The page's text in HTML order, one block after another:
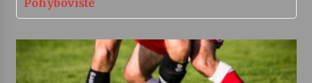
Pohyboviště